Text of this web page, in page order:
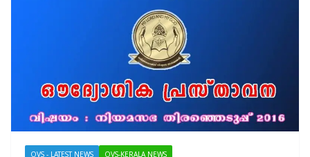
OVS - LATEST NEWS OVS-KERALA NEWS